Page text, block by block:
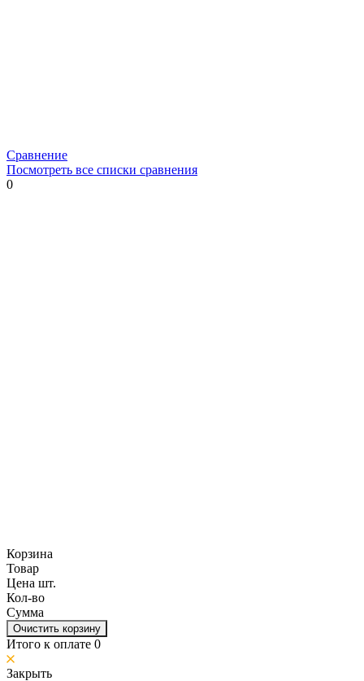
Сравнение
Посмотреть все списки сравнения
0
Корзина
Товар
Цена шт.
Кол-во
Сумма
Очистить корзину
Итого к оплате 0
Закрыть